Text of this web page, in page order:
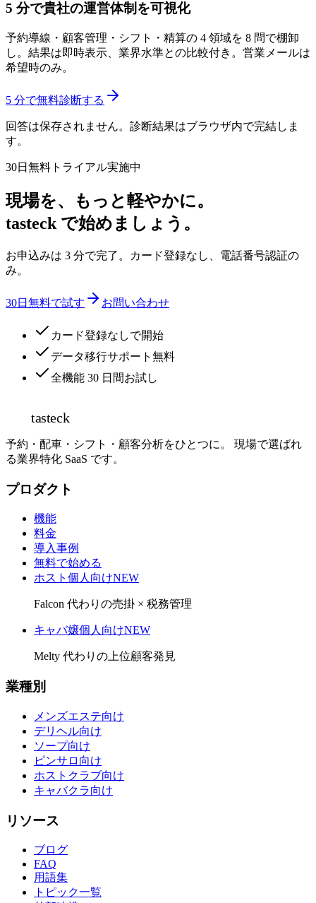
5 分で貴社の運営体制を可視化
予約導線・顧客管理・シフト・精算の 4 領域を 8 問で棚卸
し。結果は即時表示、業界水準との比較付き。営業メールは
希望時のみ。
5 分で無料診断する
回答は保存されません。診断結果はブラウザ内で完結しま
す。
30日無料トライアル実施中
現場を、もっと軽やかに。
tasteck で始めましょう。
お申込みは 3 分で完了。カード登録なし、電話番号認証の
み。
30日無料で試す お問い合わせ
カード登録なしで開始
データ移行サポート無料
全機能 30 日間お試し
tasteck
予約・配車・シフト・顧客分析をひとつに。 現場で選ばれ
る業界特化 SaaS です。
プロダクト
機能
料金
導入事例
無料で始める
ホスト個人向けNEW
Falcon 代わりの売掛 × 税務管理
キャバ嬢個人向けNEW
Melty 代わりの上位顧客発見
業種別
メンズエステ向け
デリヘル向け
ソープ向け
ピンサロ向け
ホストクラブ向け
キャバクラ向け
リソース
ブログ
FAQ
用語集
トピック一覧